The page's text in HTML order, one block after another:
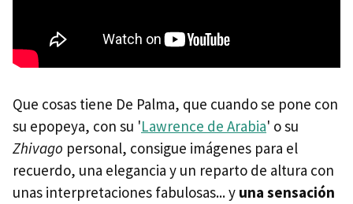
Que cosas tiene De Palma, que cuando se pone con
su epopeya, con su 'Lawrence de Arabia' o su
Zhivago personal, consigue imágenes para el
recuerdo, una elegancia y un reparto de altura con
unas interpretaciones fabulosas... y una sensación